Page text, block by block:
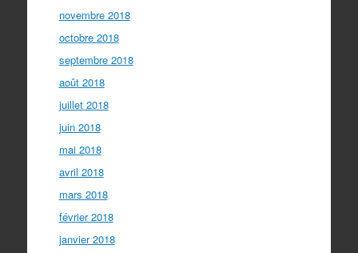
novembre 2018
octobre 2018
septembre 2018
août 2018
juillet 2018
juin 2018
mai 2018
avril 2018
mars 2018
février 2018
janvier 2018